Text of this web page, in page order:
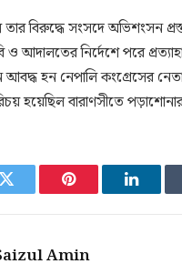
বিরুদ্ধে সংসদে অভিশংসন
ও আদালতের নির্দেশে পরে
আবদ্ধ হন নেপালি কংগ্রেসের
হয়েছিল বারাণসীতে
Twitter Pinterest
Amin